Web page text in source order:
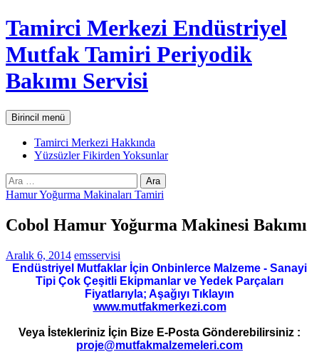
İçeriğe
atla
Tamirci Merkezi Endüstriyel
Mutfak Tamiri Periyodik
Bakımı Servisi
AraBirincil menü
Tamirci Merkezi Hakkında
Yüzsüzler Fikirden Yoksunlar
Arama:
Hamur Yoğurma Makinaları Tamiri
Cobol Hamur Yoğurma Makinesi Bakımı
Aralık 6, 2014 emsservisi
Endüstriyel Mutfaklar İçin Onbinlerce Malzeme - Sanayi
Tipi Çok Çeşitli Ekipmanlar ve Yedek Parçaları
Fiyatlarıyla; Aşağıyı Tıklayın
www.mutfakmerkezi.com
Veya İstekleriniz İçin Bize E-Posta Gönderebilirsiniz :
proje@mutfakmalzemeleri.com